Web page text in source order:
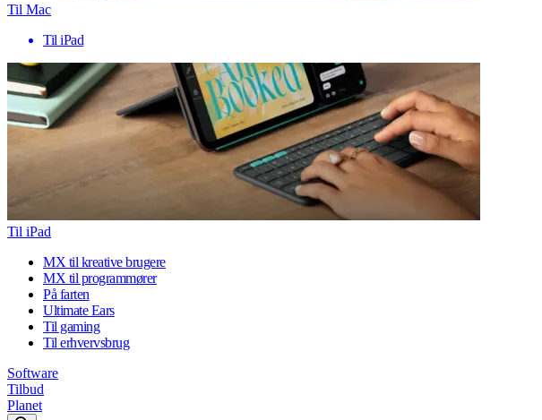
Til Mac
Til iPad
Til iPad
MX til kreative brugere
MX til programmører
På farten
Ultimate Ears
Til gaming
Til erhvervsbrug
Software
Tilbud
Planet